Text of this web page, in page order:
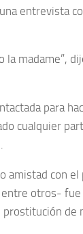
entrevista
la madame”,
para
cualquier
amistad con
otros- fue
prostitución de